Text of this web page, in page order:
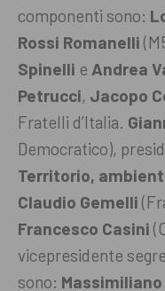
componenti sono:
Rossi Romanelli
Spinelli e Andrea
Petrucci, Jacopo
Fratelli d’Italia.
Democratico),
Territorio,
Claudio Gemelli
Francesco Casini
vicepresidente
sono: